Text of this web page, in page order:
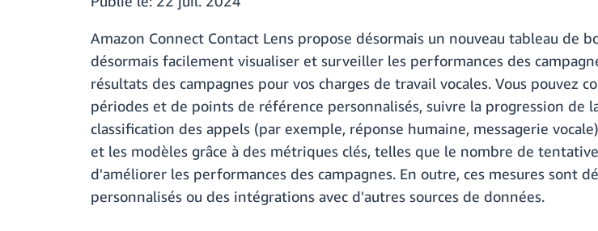
Amazon Connect Contact Lens propose désormais un nouveau tableau de
désormais facilement visualiser et surveiller les performances des
résultats des campagnes pour vos charges de travail vocales. Vous
périodes et de points de référence personnalisés, suivre la progression
classification des appels (par exemple, réponse humaine, messagerie
et les modèles grâce à des métriques clés, telles que le nombre de
d'améliorer les performances des campagnes. En outre, ces mesures sont
personnalisés ou des intégrations avec d'autres sources de données.